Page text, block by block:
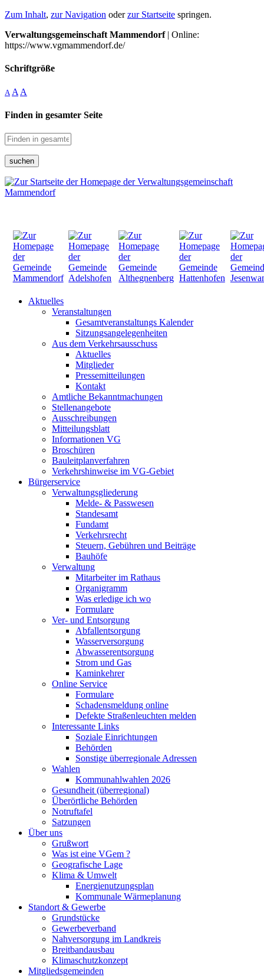
Zum Inhalt, zur Navigation oderzur Startseite springen.
Verwaltungsgemeinschaft Mammendorf| Online:
https://www.vgmammendorf.de/
Schriftgröße
A A A
Finden in gesamter Seite
suchen
Aktuelles
Veranstaltungen
Gesamtveranstaltungs Kalender
Sitzungsangelegenheiten
Aus dem Verkehrsausschuss
Aktuelles
Mitglieder
Pressemitteilungen
Kontakt
Amtliche Bekanntmachungen
Stellenangebote
Ausschreibungen
Mitteilungsblatt
Informationen VG
Broschüren
Bauleitplanverfahren
Verkehrshinweise im VG-Gebiet
Bürgerservice
Verwaltungsgliederung
Melde- & Passwesen
Standesamt
Fundamt
Verkehrsrecht
Steuern, Gebühren und Beiträge
Bauhöfe
Verwaltung
Mitarbeiter im Rathaus
Organigramm
Was erledige ich wo
Formulare
Ver- und Entsorgung
Abfallentsorgung
Wasserversorgung
Abwasserentsorgung
Strom und Gas
Kaminkehrer
Online Service
Formulare
Schadensmeldung online
Defekte Straßenleuchten melden
Interessante Links
Soziale Einrichtungen
Behörden
Sonstige überregionale Adressen
Wahlen
Kommunahlwahlen 2026
Gesundheit (überregional)
Überörtliche Behörden
Notruftafel
Satzungen
Über uns
Grußwort
Was ist eine VGem ?
Geografische Lage
Klima & Umwelt
Energienutzungsplan
Kommunale Wärmeplanung
Standort & Gewerbe
Grundstücke
Gewerbeverband
Nahversorgung im Landkreis
Breitbandausbau
Klimaschutzkonzept
Mitgliedsgemeinden